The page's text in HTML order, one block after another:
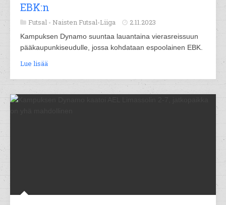
EBK:n
Futsal - Naisten Futsal-Liiga 2.11.2023
Kampuksen Dynamo suuntaa lauantaina vierasreissuun
pääkaupunkiseudulle, jossa kohdataan espoolainen EBK.
Lue lisää